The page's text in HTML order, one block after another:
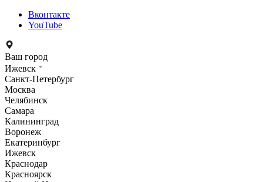
Вконтакте
YouTube
Ваш город
Ижевск
Санкт-Петербург
Москва
Челябинск
Самара
Калининград
Воронеж
Екатеринбург
Ижевск
Краснодар
Красноярск